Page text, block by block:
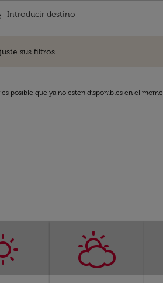
sus filtros.
posible que ya no estén disponibles en el